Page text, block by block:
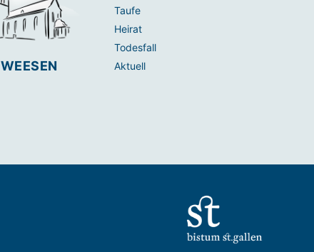
WEESEN
Taufe
Heirat
Todesfall
Aktuell